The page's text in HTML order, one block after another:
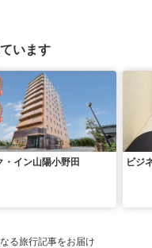
います
・イン山陽小野田 ビジ
る旅行記事をお届け